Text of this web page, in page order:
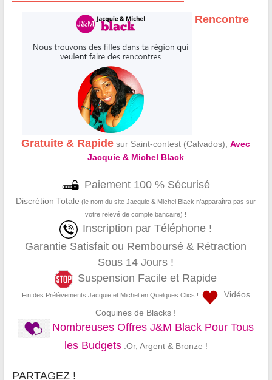
Rencontre
Gratuite & Rapide sur Saint-contest (Calvados),Avec
Jacquie & Michel Black
Paiement 100 % Sécurisé
Discrétion Totale (le nom du site Jacquie & Michel Black n’apparaîtra pas sur
votre relevé de compte bancaire) !
Inscription par Téléphone !
Garantie Satisfait ou Remboursé & Rétraction
Sous 14 Jours !
Suspension Facile et Rapide
Fin des Prélèvements Jacquie et Michel en Quelques Clics !
Vidéos
Coquines de Blacks !
Nombreuses Offres J&M Black Pour Tous
les Budgets:Or, Argent & Bronze !
PARTAGEZ !